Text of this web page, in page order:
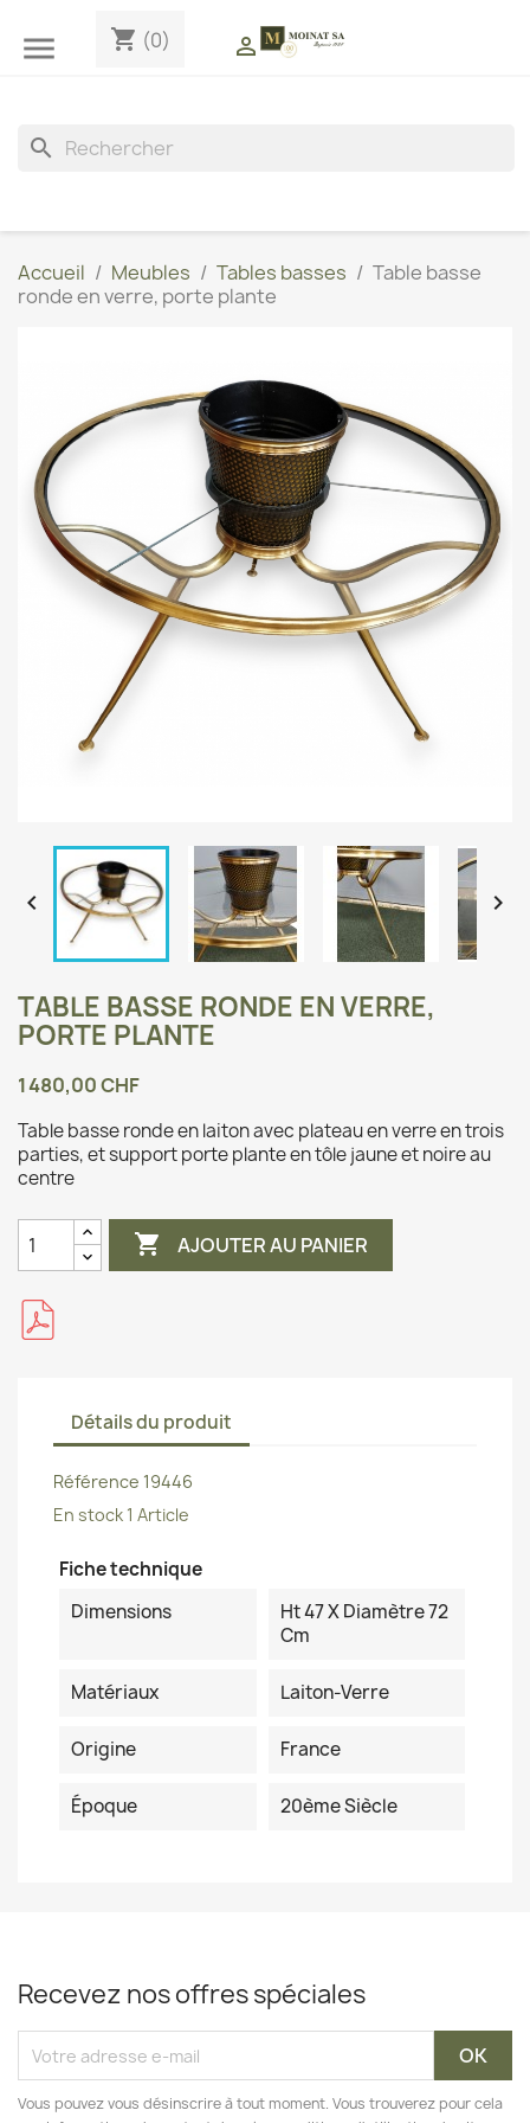
 shopping_cart (0) 
search
Accueil Meubles Tables basses
Table basse
ronde en verre, porte plante
 
TABLE BASSE RONDE EN VERRE,
PORTE PLANTE
1 480,00 CHF
Table basse ronde en laiton avec plateau en verre en trois
parties, et support porte plante en tôle jaune et noire au
centre
 AJOUTER AU PANIER
Détails du produit
Référence 19446
En stock 1 Article
Fiche technique
Dimensions
Ht 47 X Diamètre 72
Cm
Matériaux Laiton-Verre
Origine France
Époque 20ème Siècle
Recevez nos offres spéciales
Vous pouvez vous désinscrire à tout moment. Vous trouverez pour cela